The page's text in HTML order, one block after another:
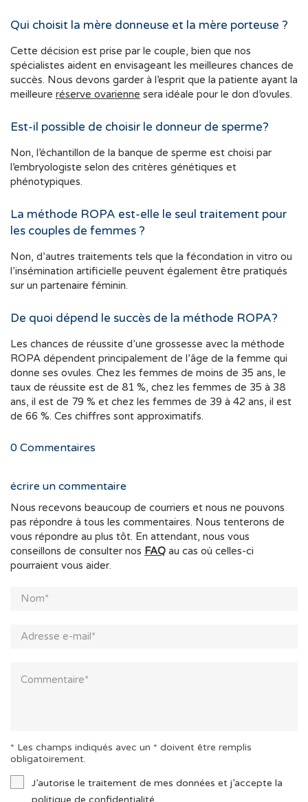
Qui choisit la mère donneuse et la mère porteuse ?
Cette décision est prise par le couple, bien que nos
spécialistes aident en envisageant les meilleures chances de
succès. Nous devons garder à l’esprit que la patiente ayant la
meilleure réserve ovarienne sera idéale pour le don d’ovules.
Est-il possible de choisir le donneur de sperme?
Non, l’échantillon de la banque de sperme est choisi par
l’embryologiste selon des critères génétiques et
phénotypiques.
La méthode ROPA est-elle le seul traitement pour
les couples de femmes ?
Non, d’autres traitements tels que la fécondation in vitro ou
l’insémination artificielle peuvent également être pratiqués
sur un partenaire féminin.
De quoi dépend le succès de la méthode ROPA?
Les chances de réussite d’une grossesse avec la méthode
ROPA dépendent principalement de l’âge de la femme qui
donne ses ovules. Chez les femmes de moins de 35 ans, le
taux de réussite est de 81 %, chez les femmes de 35 à 38
ans, il est de 79 % et chez les femmes de 39 à 42 ans, il est
de 66 %. Ces chiffres sont approximatifs.
0 Commentaires
écrire un commentaire
Nous recevons beaucoup de courriers et nous ne pouvons
pas répondre à tous les commentaires. Nous tenterons de
vous répondre au plus tôt. En attendant, nous vous
conseillons de consulter nos FAQ au cas où celles-ci
pourraient vous aider.
* Les champs indiqués avec un * doivent être remplis
obligatoirement.
J’autorise le traitement de mes données et j’accepte la